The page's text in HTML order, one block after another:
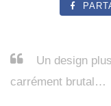
Un design
carrément brutal…